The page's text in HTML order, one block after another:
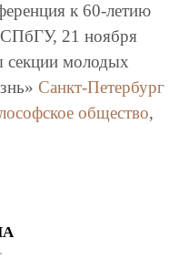
к 60-летию
СПбГУ, 21 ноября
секции молодых
Санкт-Петербург
общество,